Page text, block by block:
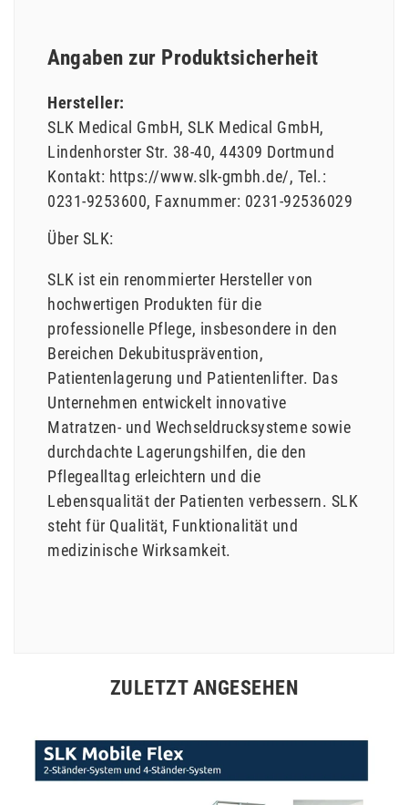
Angaben zur Produktsicherheit
Hersteller:
SLK Medical GmbH SLK Medical GmbH
Lindenhorster Str. 38-40 44309 Dortmund
Kontakt: https://www.slk-gmbh.de/ Tel.:
0231-9253600 Faxnummer: 0231-92536029
Über SLK:
SLK ist ein renommierter Hersteller von
hochwertigen Produkten für die
professionelle Pflege, insbesondere in den
Bereichen Dekubitusprävention,
Patientenlagerung und Patientenlifter. Das
Unternehmen entwickelt innovative
Matratzen- und Wechseldrucksysteme sowie
durchdachte Lagerungshilfen, die den
Pflegealltag erleichtern und die
Lebensqualität der Patienten verbessern. SLK
steht für Qualität, Funktionalität und
medizinische Wirksamkeit.
ZULETZT ANGESEHEN